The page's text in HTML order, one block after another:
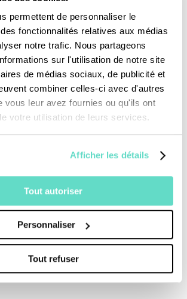
permettent de personnaliser le
fonctionnalités relatives aux médias
notre trafic. Nous partageons
sur l'utilisation de notre site
de médias sociaux, de publicité et
combiner celles-ci avec d'autres
vous leur avez fournies ou qu'ils ont
votre utilisation de leurs services.
Afficher les détails
Tout autoriser
Personnaliser
Tout refuser
messe du 02 août 2026
NOS PROGRAMMES
La messe
Le Jour du Seigneur
Documentaires
Parole Inattendue
Laudato Si’
Agenda Culturel
JDS.tv
Nos émissions
Toutes nos vidéos
VIE CHRÉTIENNE